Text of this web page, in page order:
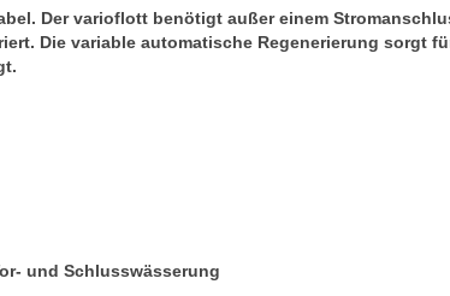
Der varioflott benötigt außer einem
Die variable automatische Regenerierung sorgt
und Schlusswässerung